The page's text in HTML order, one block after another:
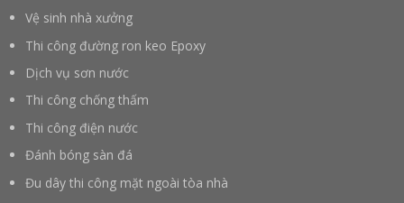
Vệ sinh nhà xưởng
Thi công đường ron keo Epoxy
Dịch vụ sơn nước
Thi công chống thấm
Thi công điện nước
Đánh bóng sàn đá
Đu dây thi công mặt ngoài tòa nhà